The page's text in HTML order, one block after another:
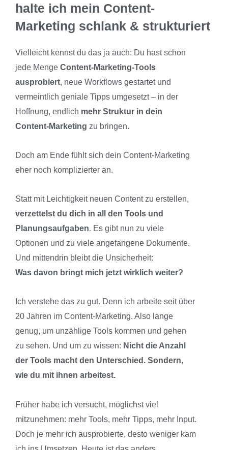
halte ich mein Content-
Marketing schlank & strukturiert
Vielleicht kennst du das ja auch: Du hast schon
jede Menge Content-Marketing-Tools
ausprobiert, neue Workflows gestartet und
vermeintlich geniale Tipps umgesetzt – in der
Hoffnung, endlich mehr Struktur in dein
Content-Marketing zu bringen.
Doch am Ende fühlt sich dein Content-Marketing
eher noch komplizierter an.
Statt mit Leichtigkeit neuen Content zu erstellen,
verzettelst du dich in all den Tools und
Planungsaufgaben. Es gibt nun zu viele
Optionen und zu viele angefangene Dokumente.
Und mittendrin bleibt die Unsicherheit:
Was davon bringt mich jetzt wirklich weiter?
Ich verstehe das zu gut. Denn ich arbeite seit über
20 Jahren im Content-Marketing. Also lange
genug, um unzählige Tools kommen und gehen
zu sehen. Und um zu wissen: Nicht die Anzahl
der Tools macht den Unterschied. Sondern,
wie du mit ihnen arbeitest.
Früher habe ich versucht, möglichst viel
mitzunehmen: mehr Tools, mehr Tipps, mehr Input.
Doch je mehr ich ausprobierte, desto weniger kam